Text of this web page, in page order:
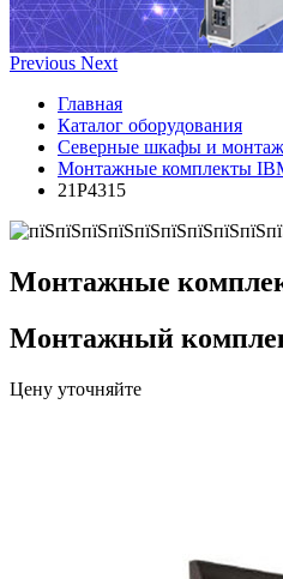
Previous Next
Главная
Каталог оборудования
Северные шкафы и
Монтажные комплекты
21P4315
Монтажные
Монтажный
Цену уточняйте